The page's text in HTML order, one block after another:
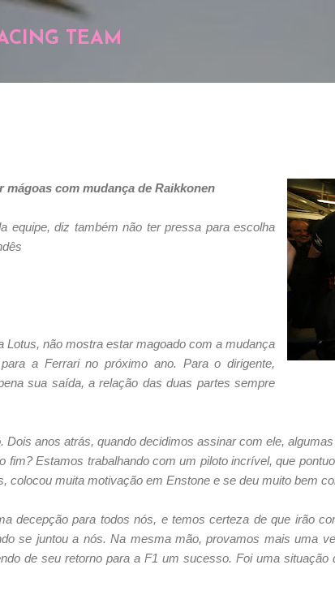
TEAM
mágoas com mudança de Raikkonen
equipe, diz também não ter pressa para escolha
Lotus, não mostra estar magoado com a mudança
a Ferrari no próximo ano. Para o dirigente,
sua saída, a relação das duas partes sempre
Dois anos atrás, quando decidimos assinar com ele,
fim? Estamos trabalhando com um piloto incrível, que
colocou muita motivação em Enstone e se deu muito bem
decepção para todos nós, e temos certeza de que irão
se juntou a nós. Na mesma mão, provamos mais uma
de seu retorno para a F1 um sucesso. Foi uma